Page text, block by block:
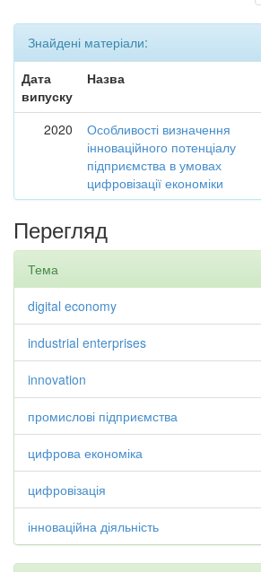
Знайдені матеріали:
Дата
випуску
Назва
2020
Особливості визначення
інноваційного потенціалу
підприємства в умовах
цифровізації економіки
Перегляд
Тема
digital economy
industrial enterprises
innovation
промислові підприємства
цифрова економіка
цифровізація
інноваційна діяльність